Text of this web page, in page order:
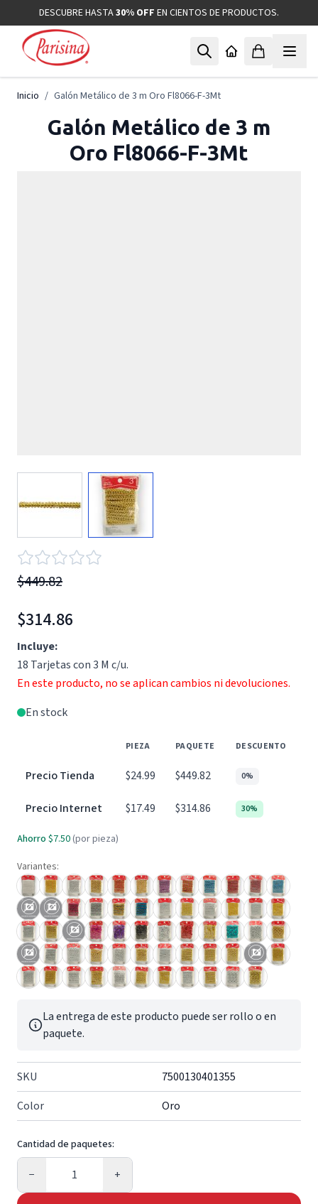
Ir al contenidoDESCUBRE HASTA30% OFF EN CIENTOS DE PRODUCTOS.
Inicio / Galón Metálico de 3 m Oro Fl8066-F-3Mt
Galón Metálico de 3 m
Oro Fl8066-F-3Mt
View larger imageView larger image
$449.82
$314.86
Incluye:
18 Tarjetas con 3 M c/u.
En este producto, no se aplican cambios ni devoluciones.
En stock
PIEZA PAQUETE DESCUENTO
Precio Tienda $24.99 $449.82 0%
Precio Internet $17.49 $314.86 30%
Ahorro $7.50 (por pieza)
Variantes:
La entrega de este producto puede ser rollo o en
paquete.
SKU
7500130401355
Color
Oro
Cantidad de paquetes:
−
Cantidad
+